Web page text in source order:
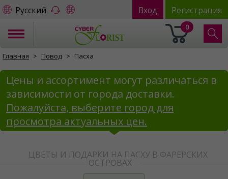
Русский Вход Регистрация
0
Главная Повод Пасха
Цены и ассортимент могут различаться в
зависимости от города доставки.
Пожалуйста, выберите город для
просмотра актуальных цен.
ЦВЕТЫ И ПОДАРКИ НА ПАСХУ В ФАРЕРСКИХ
ОСТРОВАХ